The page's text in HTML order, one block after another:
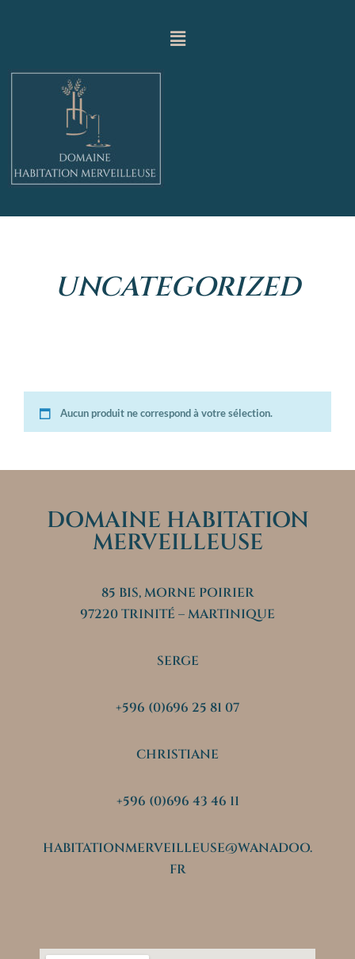
UNCATEGORIZED
Aucun produit ne correspond à votre sélection.
DOMAINE HABITATION
MERVEILLEUSE
85 BIS, MORNE POIRIER
97220 TRINITÉ – MARTINIQUE
SERGE
+596 (0)696 25 81 07
CHRISTIANE
+596 (0)696 43 46 11
HABITATIONMERVEILLEUSE@WANADOO.
FR